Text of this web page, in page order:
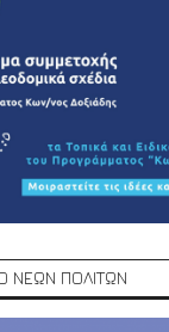
ΝΕΩΝ ΠΟΛΙΤΩΝ